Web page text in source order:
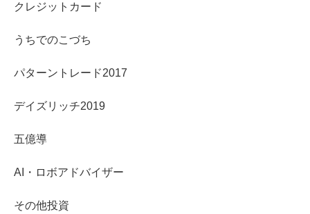
クレジットカード
うちでのこづち
パターントレード2017
デイズリッチ2019
五億導
AI・ロボアドバイザー
その他投資